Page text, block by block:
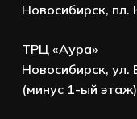
Новосибирск,
ТРЦ «Аура»
Новосибирск, ул.
(минус 1-ый этаж)